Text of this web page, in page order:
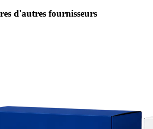
d'autres fournisseurs